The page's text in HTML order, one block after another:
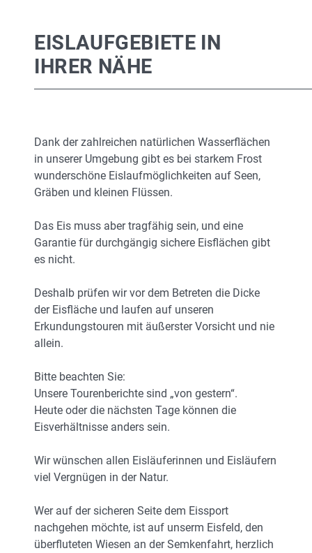
EISLAUFGEBIETE IN
IHRER NÄHE
Dank der zahlreichen natürlichen Wasserflächen
in unserer Umgebung gibt es bei starkem Frost
wunderschöne Eislaufmöglichkeiten auf Seen,
Gräben und kleinen Flüssen.
Das Eis muss aber tragfähig sein, und eine
Garantie für durchgängig sichere Eisflächen gibt
es nicht.
Deshalb prüfen wir vor dem Betreten die Dicke
der Eisfläche und laufen auf unseren
Erkundungstouren mit äußerster Vorsicht und nie
allein.
Bitte beachten Sie:
Unsere Tourenberichte sind „von gestern“.
Heute oder die nächsten Tage können die
Eisverhältnisse anders sein.
Wir wünschen allen Eisläuferinnen und Eisläufern
viel Vergnügen in der Natur.
Wer auf der sicheren Seite dem Eissport
nachgehen möchte, ist auf unserm Eisfeld, den
überfluteten Wiesen an der Semkenfahrt, herzlich